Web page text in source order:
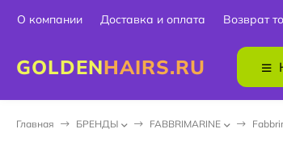
О компании Доставка и оплата Возврат
GOLDENHAIRS.RU
Главная БPEНДЫ FABBRIMARINE